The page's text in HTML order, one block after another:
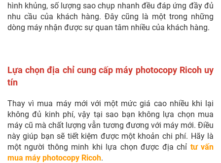
hình khủng, số lượng sao chụp nhanh đều đáp ứng đầy đủ
nhu cầu của khách hàng. Đây cũng là một trong những
dòng máy nhận được sự quan tâm nhiều của khách hàng.
Lựa chọn địa chỉ cung cấp máy photocopy Ricoh uy
tín
Thay vì mua máy mới với một mức giá cao nhiều khi lại
không đủ kinh phí, vậy tại sao bạn không lựa chọn mua
máy cũ mà chất lượng vẫn tương đương với máy mới. Điều
này giúp bạn sẽ tiết kiệm được một khoản chi phí. Hãy là
một người thông minh khi lựa chọn được địa chỉ tư vấn
mua máy photocopy Ricoh.